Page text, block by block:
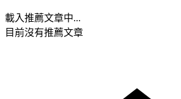
載入推薦文章中...
目前沒有推薦文章